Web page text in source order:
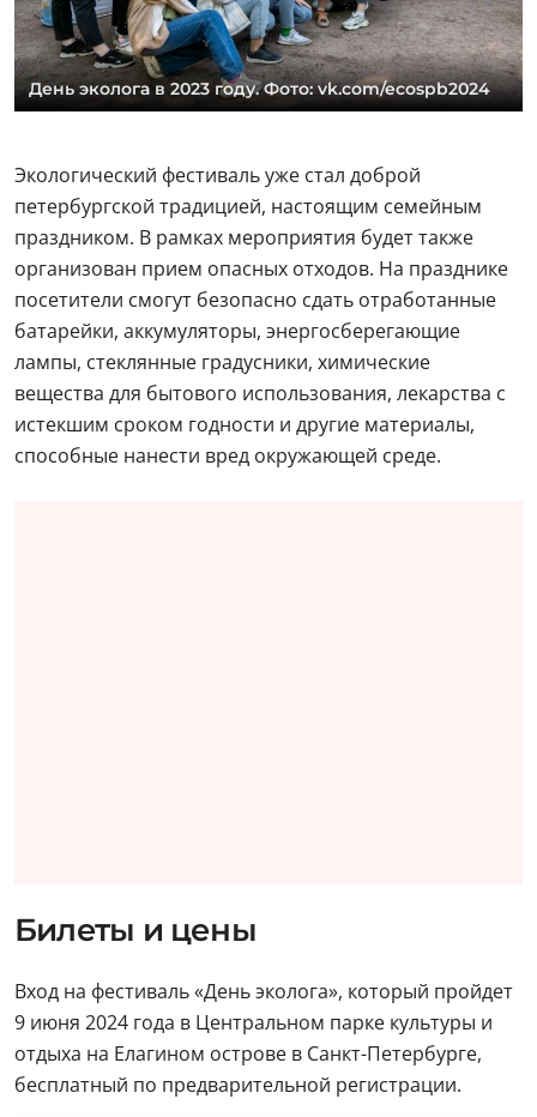
День эколога в 2023 году. Фото: vk.com/ecospb2024
Экологический фестиваль уже стал доброй
петербургской традицией, настоящим семейным
праздником. В рамках мероприятия будет также
организован прием опасных отходов. На празднике
посетители смогут безопасно сдать отработанные
батарейки, аккумуляторы, энергосберегающие
лампы, стеклянные градусники, химические
вещества для бытового использования, лекарства с
истекшим сроком годности и другие материалы,
способные нанести вред окружающей среде.
Билеты и цены
Вход на фестиваль «День эколога», который пройдет
9 июня 2024 года в Центральном парке культуры и
отдыха на Елагином острове в Санкт-Петербурге,
бесплатный по предварительной регистрации.